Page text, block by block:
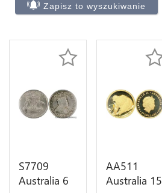
Zapisz to wyszukiwanie
S7709
Australia 6
AA511
Australia 15